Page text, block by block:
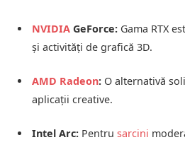
NVIDIA GeForce: Gama RTX
și activități de grafică 3D.
AMD Radeon: O alternativă
aplicații creative.
Intel Arc: Pentru sarcini